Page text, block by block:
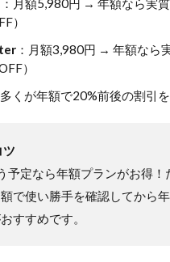
：月額5,980円 → 年額なら実
）
：月額3,980円 → 年額なら
）
くが年額で20%前後の割引
ツ
予定なら年額プランがお得！
で使い勝手を確認してから
すすめです。